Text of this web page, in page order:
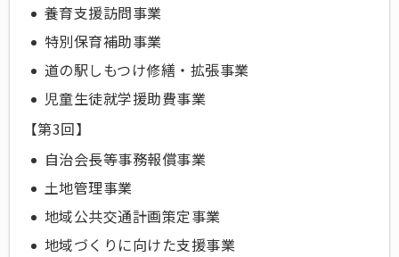
養育支援訪問事業
特別保育補助事業
道の駅しもつけ修繕・拡張事業
児童生徒就学援助費事業
【第3回】
自治会長等事務報償事業
土地管理事業
地域公共交通計画策定事業
地域づくりに向けた支援事業